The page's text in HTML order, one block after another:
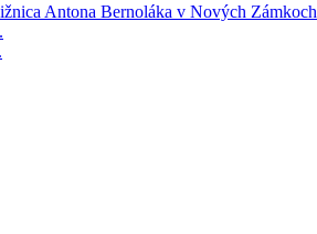
Antona Bernoláka v Nových Zámkoch